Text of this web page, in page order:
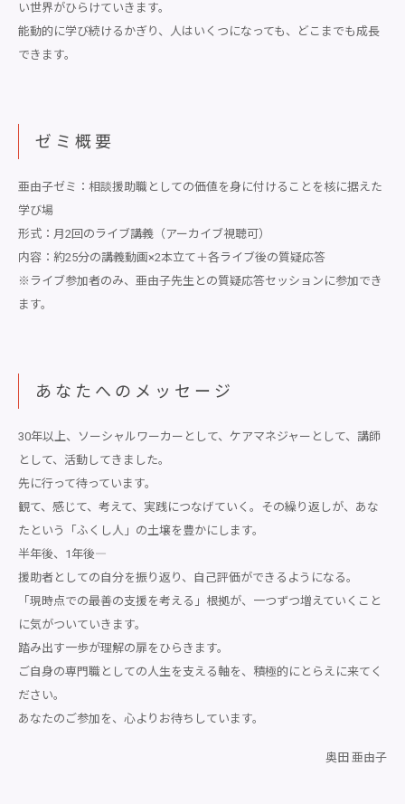
い世界がひらけていきます。
能動的に学び続けるかぎり、人はいくつになっても、どこまでも成長
できます。
ゼミ概要
亜由子ゼミ：相談援助職としての価値を身に付けることを核に据えた
学び場
形式：月2回のライブ講義（アーカイブ視聴可）
内容：約25分の講義動画×2本立て＋各ライブ後の質疑応答
※ライブ参加者のみ、亜由子先生との質疑応答セッションに参加でき
ます。
あなたへのメッセージ
30年以上、ソーシャルワーカーとして、ケアマネジャーとして、講師
として、活動してきました。
先に行って待っています。
観て、感じて、考えて、実践につなげていく。その繰り返しが、あな
たという「ふくし人」の土壌を豊かにします。
半年後、1年後―
援助者としての自分を振り返り、自己評価ができるようになる。
「現時点での最善の支援を考える」根拠が、一つずつ増えていくこと
に気がついていきます。
踏み出す一歩が理解の扉をひらきます。
ご自身の専門職としての人生を支える軸を、積極的にとらえに来てく
ださい。
あなたのご参加を、心よりお待ちしています。
奥田 亜由子